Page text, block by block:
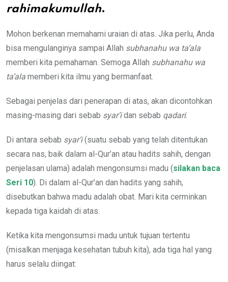
rahimakumullah.
Mohon berkenan memahami uraian di atas. Jika perlu, Anda
bisa mengulanginya sampai Allah subhanahu wa ta’ala
memberi kita pemahaman. Semoga Allah subhanahu wa
ta’ala memberi kita ilmu yang bermanfaat.
Sebagai penjelas dari penerapan di atas, akan dicontohkan
masing-masing dari sebab syar’idan sebab qadari.
Di antara sebab syar’i(suatu sebab yang telah ditentukan
secara nas, baik dalam al-Qur’an atau hadits sahih, dengan
penjelasan ulama) adalah mengonsumsi madu (silakan baca
Seri 10). Di dalam al-Qur’an dan hadits yang sahih,
disebutkan bahwa madu adalah obat. Mari kita cerminkan
kepada tiga kaidah di atas.
Ketika kita mengonsumsi madu untuk tujuan tertentu
(misalkan menjaga kesehatan tubuh kita), ada tiga hal yang
harus selalu diingat: